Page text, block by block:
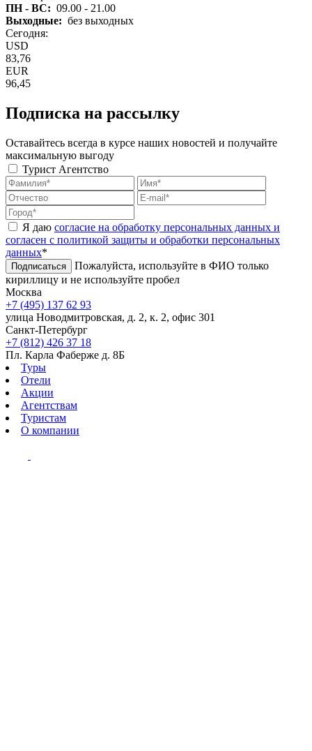
ПН - ВС: 09.00 - 21.00
Выходные: без выходных
Сегодня:
USD
83,76
EUR
96,45
Подписка на рассылку
Оставайтесь всегда в курсе наших новостей и получайте
максимальную выгоду
Турист Агентство
Я даю согласие на обработку персональных данных и
согласен с политикой защиты и обработки персональных
данных*
Подписаться
Пожалуйста, используйте в ФИО только
кириллицу и не используйте пробел
Москва
+7 (495) 137 62 93
улица Новодмитровская, д. 2, к. 2, офис 301
Санкт-Петербург
+7 (812) 426 37 18
Пл. Карла Фаберже д. 8Б
Туры
Отели
Акции
Агентствам
Туристам
О компании